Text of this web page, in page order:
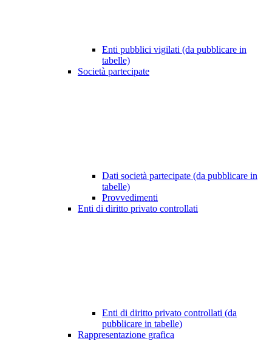
Enti pubblici vigilati (da pubblicare in
tabelle)
Società partecipate
Dati società partecipate (da pubblicare in
tabelle)
Provvedimenti
Enti di diritto privato controllati
Enti di diritto privato controllati (da
pubblicare in tabelle)
Rappresentazione grafica